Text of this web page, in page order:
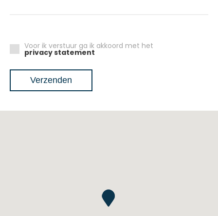
Voor ik verstuur ga ik akkoord met het
privacy statement